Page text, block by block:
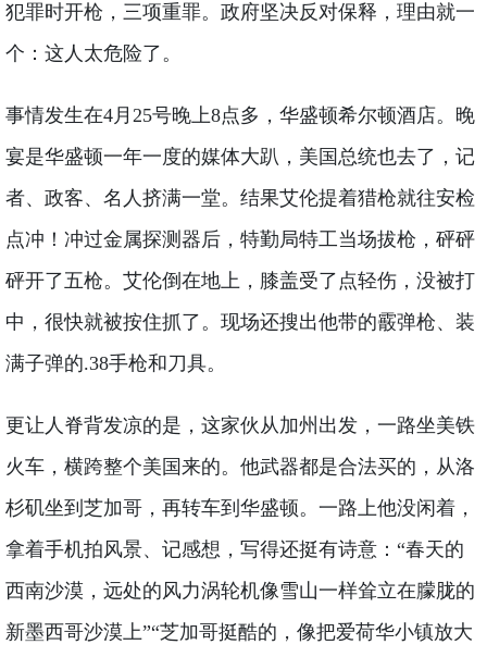
犯罪时开枪，三项重罪。政府坚决反对保释，理由就一
个：这人太危险了。
事情发生在4月25号晚上8点多，华盛顿希尔顿酒店。晚
宴是华盛顿一年一度的媒体大趴，美国总统也去了，记
者、政客、名人挤满一堂。结果艾伦提着猎枪就往安检
点冲！冲过金属探测器后，特勤局特工当场拔枪，砰砰
砰开了五枪。艾伦倒在地上，膝盖受了点轻伤，没被打
中，很快就被按住抓了。现场还搜出他带的霰弹枪、装
满子弹的.38手枪和刀具。
更让人脊背发凉的是，这家伙从加州出发，一路坐美铁
火车，横跨整个美国来的。他武器都是合法买的，从洛
杉矶坐到芝加哥，再转车到华盛顿。一路上他没闲着，
拿着手机拍风景、记感想，写得还挺有诗意：“春天的
西南沙漠，远处的风力涡轮机像雪山一样耸立在朦胧的
新墨西哥沙漠上”“芝加哥挺酷的，像把爱荷华小镇放大